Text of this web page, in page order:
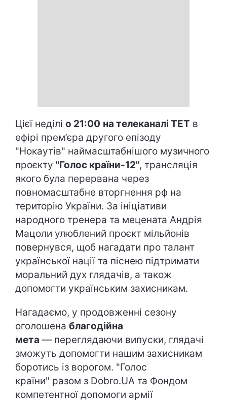
Цієї неділі о 21:00 на телеканалі ТЕТ в
ефірі прем’єра другого епізоду
"Нокаутів" наймасштабнішого музичного
проєкту "Голос країни-12", трансляція
якого була перервана через
повномасштабне вторгнення рф на
територію України. За ініціативи
народного тренера та мецената Андрія
Мацоли улюблений проєкт мільйонів
повернувся, щоб нагадати про талант
української нації та піснею підтримати
моральний дух глядачів, а також
допомогти українським захисникам.
Нагадаємо, у продовженні сезону
оголошена благодійна
мета — переглядаючи випуски, глядачі
зможуть допомогти нашим захисникам
боротись із ворогом. "Голос
країни" разом з Dobro.UA та Фондом
компетентної допомоги армії